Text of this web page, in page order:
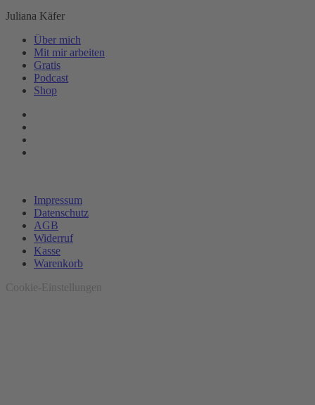
Juliana Käfer
Über mich
Mit mir arbeiten
Gratis
Podcast
Shop
Impressum
Datenschutz
AGB
Widerruf
Kasse
Warenkorb
Cookie-Einstellungen